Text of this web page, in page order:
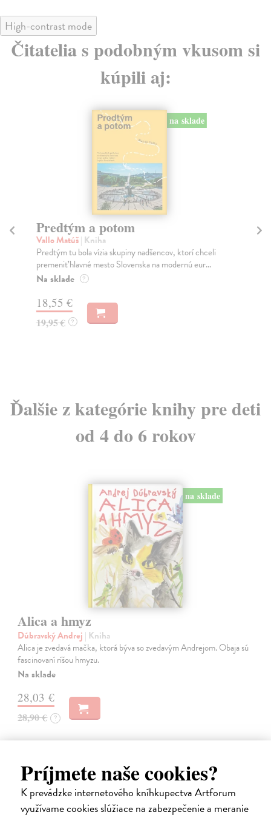
Príjmete naše cookies?
K prevádzke internetového kníhkupectva Artforum
využívame cookies slúžiace na zabezpečenie a meranie
High-contrast mode
Čitatelia s podobným vkusom si
kúpili aj:
Město a jeho nejisté zdi
Murakami Haruki| Kniha
Ty jsi to byla, kdo mi vyprávěl o tom městě. Město a
jeho nejisté zdi – dlouho očekávaný román Haru...
Na sklade ?
31,21 €
32,85 € ?
Ďalšie z kategórie knihy pre deti
od 4 do 6 rokov
na sklade
Alica a hmyz
Dúbravský Andrej | Kniha
Alica je zvedavá mačka, ktorá býva so zvedavým Andrejom. Obaja sú
fascinovaní ríšou hmyzu.
Na sklade
28,03 €
28,90 € ?
na sklade